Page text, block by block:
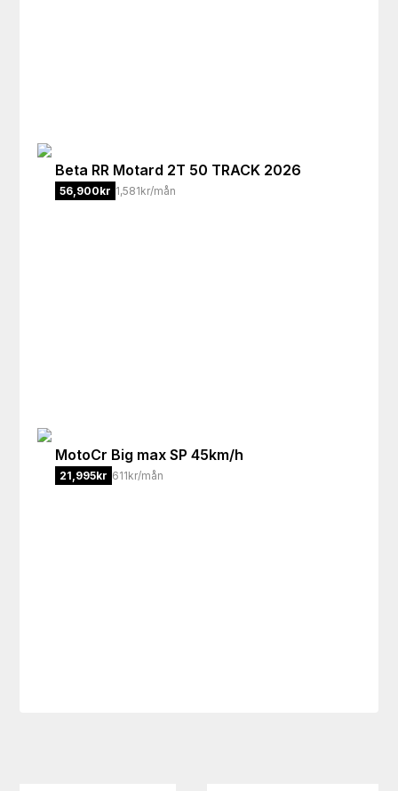
Beta RR Motard 2T 50 TRACK 2026
56,900kr 1,581kr/mån
MotoCr Big max SP 45km/h
21,995kr 611kr/mån